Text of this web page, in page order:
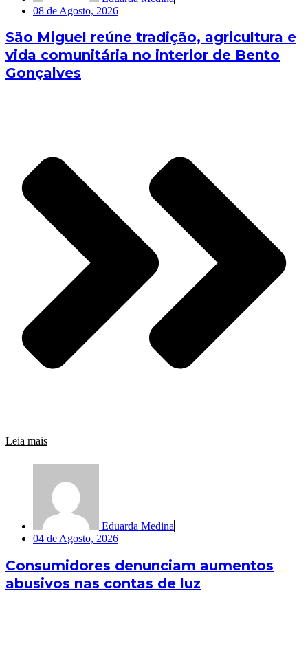
08 de Agosto, 2026
São Miguel reúne tradição, agricultura e
vida comunitária no interior de Bento
Gonçalves
Leia mais
Eduarda Medina
04 de Agosto, 2026
Consumidores denunciam aumentos
abusivos nas contas de luz